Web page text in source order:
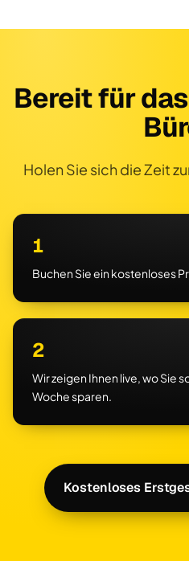
Bereit für
Holen Sie sich die Zeit
1
Buchen Sie ein kostenloses
2
Wir zeigen Ihnen live, wo Sie
Woche sparen.
Kostenloses